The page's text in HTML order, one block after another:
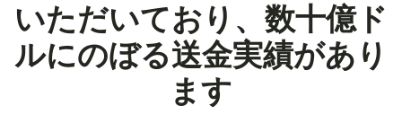
いただいており、数十億ド
ルにのぼる送金実績があり
ます